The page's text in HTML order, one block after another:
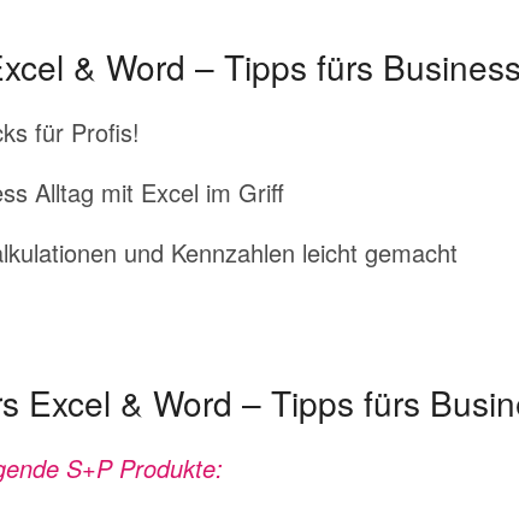
& Word – Tipps fürs
für Profis!
Alltag mit Excel im Griff
und Kennzahlen leicht gemacht
Excel & Word – Tipps fürs
S+P Produkte: